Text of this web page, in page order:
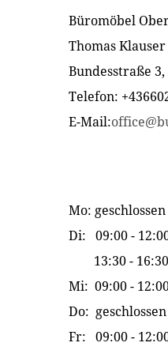
Büromöbel
Thomas Klauser
Bundesstraße
Telefon:
E-Mail:
Mo: geschlossen
Di: 09:00 -
13:30 -
Mi: 09:00 -
Do: geschlossen
Fr: 09:00 -